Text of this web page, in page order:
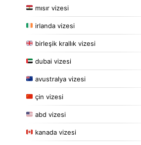
mısır vizesi
irlanda vizesi
birleşik krallık vizesi
dubai vizesi
avustralya vizesi
çin vizesi
abd vizesi
kanada vizesi